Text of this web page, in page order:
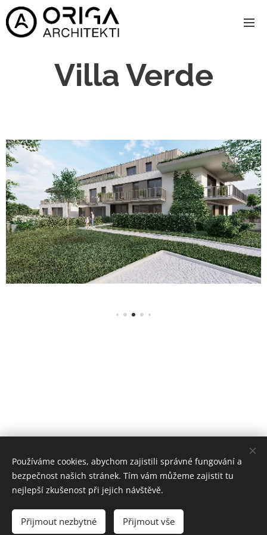
Villa Verde
Cookies
Používáme cookies, abychom zajistili správné fungování a
bezpečnost našich stránek. Tím vám můžeme zajistit tu
nejlepší zkušenost při jejich návštěvě.
Přijmout nezbytné Přijmout vše